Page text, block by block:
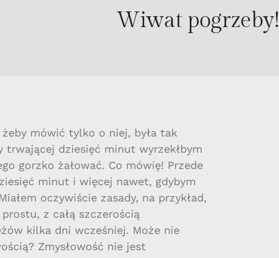
Wiwat pogrzeby!
żeby mówić tylko o niej, była tak
trwającej dziesięć minut wyrzekłbym
gorzko żałować. Co mówię! Przede
minut i więcej nawet, gdybym
oczywiście zasady, na przykład,
z całą szczerością
kilka dni wcześniej. Może nie
Zmysłowość nie jest